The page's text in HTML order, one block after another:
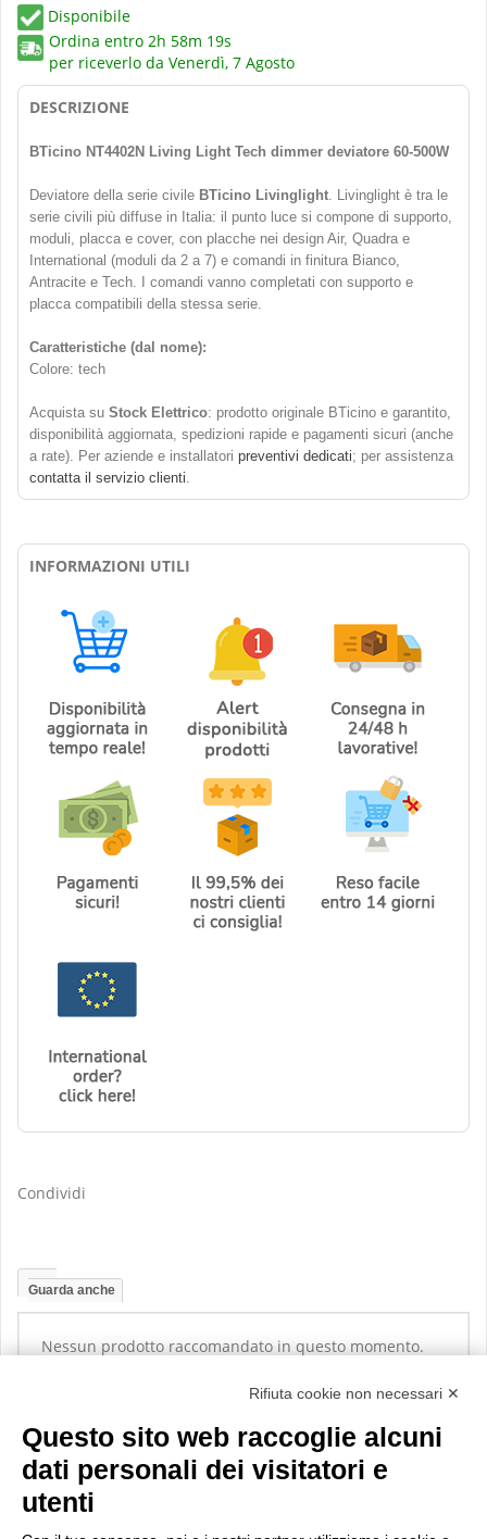
Disponibile
Ordina entro 2h 58m 19s
per riceverlo da Venerdì, 7 Agosto
DESCRIZIONE
BTicino NT4402N Living Light Tech dimmer deviatore 60-500W
Deviatore della serie civile BTicino Livinglight. Livinglight è tra le
serie civili più diffuse in Italia: il punto luce si compone di supporto,
moduli, placca e cover, con placche nei design Air, Quadra e
International (moduli da 2 a 7) e comandi in finitura Bianco,
Antracite e Tech. I comandi vanno completati con supporto e
placca compatibili della stessa serie.
Caratteristiche (dal nome):
Colore: tech
Acquista su Stock Elettrico: prodotto originale BTicino e garantito,
disponibilità aggiornata, spedizioni rapide e pagamenti sicuri (anche
a rate). Per aziende e installatori preventivi dedicati; per assistenza
contatta il servizio clienti.
INFORMAZIONI UTILI
Condividi
Guarda anche
Nessun prodotto raccomandato in questo momento.
Rifiuta cookie non necessari ✕
Questo sito web raccoglie alcuni
dati personali dei visitatori e
utenti